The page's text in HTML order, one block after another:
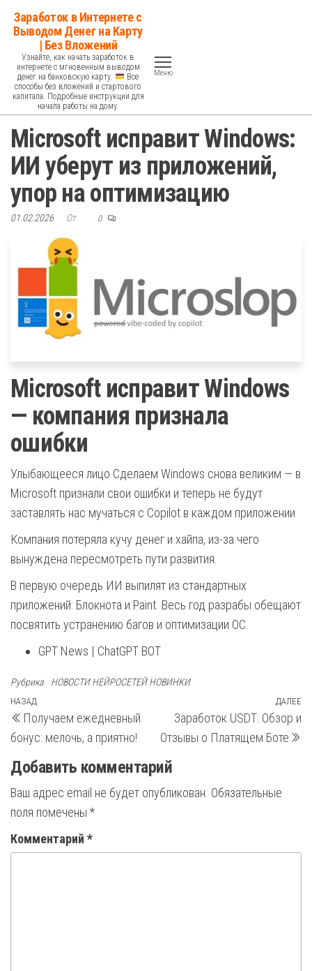
Перейти
содержимому
Заработок в Интернете с
Выводом Денег на Карту
| Без Вложений
Узнайте, как начать заработок в
интернете с мгновенным выводом
денег на банковскую карту.
Все
способы без вложений и стартового
капитала. Подробные инструкции для
начала работы на дому.
Меню
Microsoft исправит Windows:
ИИ уберут из приложений,
упор на оптимизацию
01.02.2026 От 0
Microsoft исправит Windows
— компания признала
ошибки
Улыбающееся лицо Сделаем Windows снова великим — в
Microsoft признали свои ошибки и теперь не будут
заставлять нас мучаться с Copilot в каждом приложении
Компания потеряла кучу денег и хайпа, из-за чего
вынуждена пересмотреть пути развития.
В первую очередь ИИ выпилят из стандартных
приложений: Блокнота и Paint. Весь год разрабы обещают
посвятить устранению багов и оптимизации ОС.
GPT News | ChatGPT BOT
Рубрика НОВОСТИ НЕЙРОСЕТЕЙ НОВИНКИ
Навигация
по
записям
Предыдущая
запись
НАЗАД
Получаем ежедневный
бонус: мелочь, а приятно!
ДАЛЕЕ
Заработок USDT: Обзор и
Отзывы о Платящем Боте
Добавить комментарий
Ваш адрес email не будет опубликован. Обязательные
поля помечены *
Комментарий *